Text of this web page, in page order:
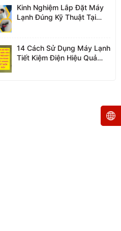
Kinh Nghiệm Lắp Đặt Máy
Lạnh Đúng Kỹ Thuật Tại
14 Cách Sử Dụng Máy Lạnh
Tiết Kiệm Điện Hiệu Quả